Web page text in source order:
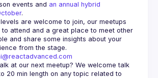
events and an annual hybrid
.
are welcome to join, our meetups
attend and a great place to meet other
and share some insights about your
at our next meetup? We welcome talk
20 min length on any topic related to